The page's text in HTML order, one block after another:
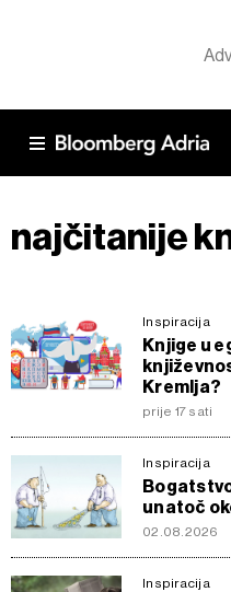
najčitanije
Inspiracija
Knjige u
Kremlja?
prije 17 sati
Inspiracija
unatoč
02.08.2026
Inspiracija